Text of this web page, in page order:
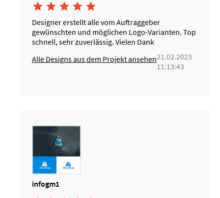
    
Designer erstellt alle vom Auftraggeber
gewünschten und möglichen Logo-Varianten. Top
schnell, sehr zuverlässig. Vielen Dank
Alle Designs aus dem Projekt ansehen21.02.2023
11:13:43
infogm1